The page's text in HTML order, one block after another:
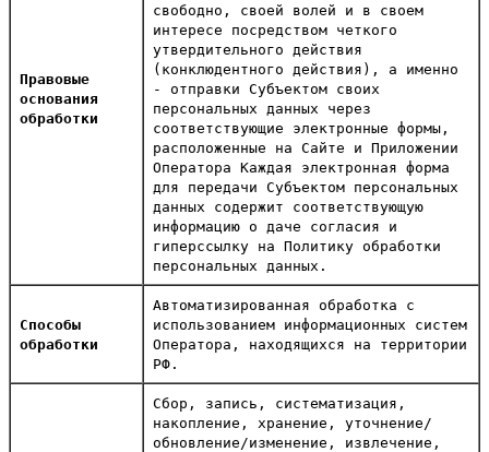
Правовые
основания
обработки
свободно, своей волей и в своем
интересе посредством четкого
утвердительного действия
(конклюдентного действия), а именно
- отправки Субъектом своих
персональных данных через
соответствующие электронные формы,
расположенные на Сайте и Приложении
Оператора Каждая электронная форма
для передачи Субъектом персональных
данных содержит соответствующую
информацию о даче согласия и
гиперссылку на Политику обработки
персональных данных.
Способы
обработки
Автоматизированная обработка с
использованием информационных систем
Оператора, находящихся на территории
РФ.
Сбор, запись, систематизация,
накопление, хранение, уточнение/
обновление/изменение, извлечение,